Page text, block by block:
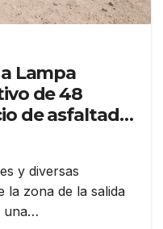
Lampa
de 48
de asfaltado
y diversas
la zona de la salida
una…